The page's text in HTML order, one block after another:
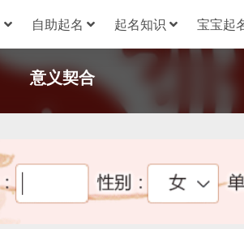
自助起名 起名知识 宝宝起
意义契合